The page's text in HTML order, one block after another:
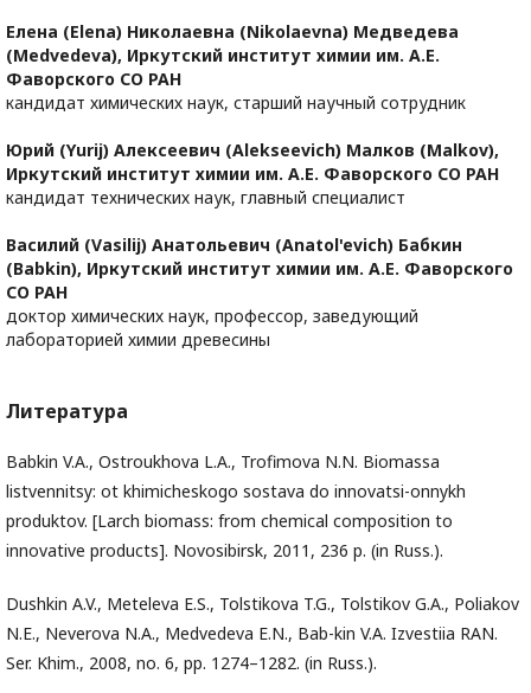
Елена (Elena) Николаевна (Nikolaevna) Медведева
(Medvedeva), Иркутский институт химии им. А.Е.
Фаворского СО РАН
кандидат химических наук, старший научный сотрудник
Юрий (Yurij) Алексеевич (Аlekseevich) Малков (Malkov),
Иркутский институт химии им. А.Е. Фаворского СО РАН
кандидат технических наук, главный специалист
Василий (Vasilij) Анатольевич (Аnatol'evich) Бабкин
(Babkin), Иркутский институт химии им. А.Е. Фаворского
СО РАН
доктор химических наук, профессор, заведующий
лабораторией химии древесины
Литература
Babkin V.A., Ostroukhova L.A., Trofimova N.N. Biomassa
listvennitsy: ot khimicheskogo sostava do innovatsi-onnykh
produktov. [Larch biomass: from chemical composition to
innovative products]. Novosibirsk, 2011, 236 p. (in Russ.).
Dushkin A.V., Meteleva E.S., Tolstikova T.G., Tolstikov G.A., Poliakov
N.E., Neverova N.A., Medvedeva E.N., Bab-kin V.A. Izvestiia RAN.
Ser. Khim., 2008, no. 6, pp. 1274–1282. (in Russ.).